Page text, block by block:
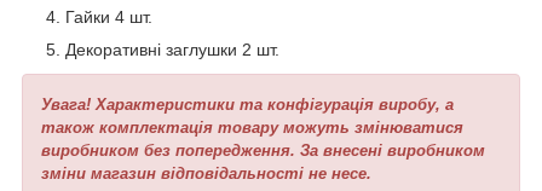
Гайки 4 шт.
Декоративні заглушки 2 шт.
Увага! Характеристики та конфігурація виробу, а
також комплектація товару можуть змінюватися
виробником без попередження. За внесені виробником
зміни магазин відповідальності не несе.